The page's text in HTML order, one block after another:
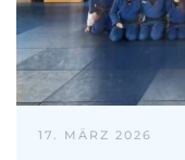
17. MÄRZ 2026